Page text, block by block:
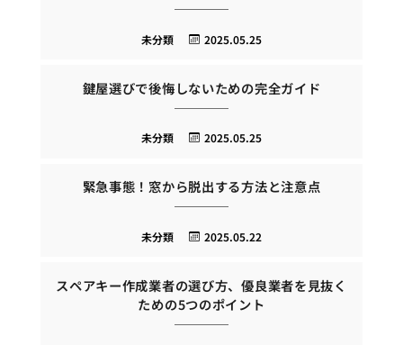
2025.05.25
未分類
鍵屋選びで後悔しないための完全ガイド
2025.05.25
未分類
緊急事態！窓から脱出する方法と注意点
2025.05.22
未分類
スペアキー作成業者の選び方、優良業者を見抜く
ための5つのポイント